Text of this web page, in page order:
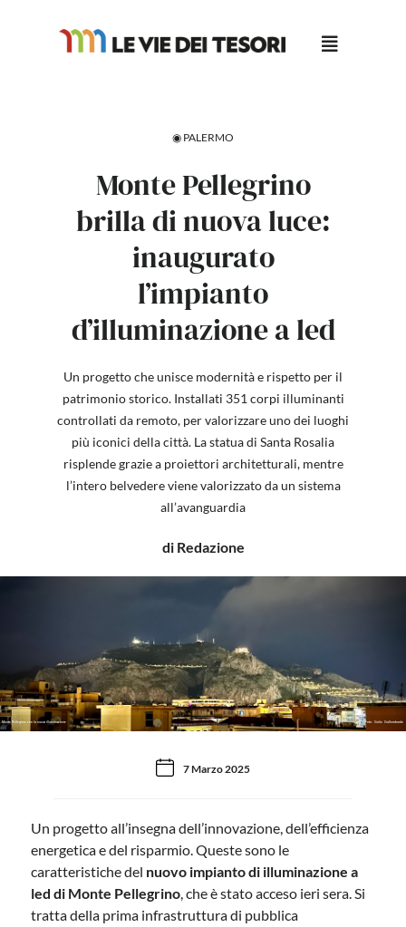
◉ PALERMO
Monte Pellegrino
brilla di nuova luce:
inaugurato
l’impianto
d’illuminazione a led
Un progetto che unisce modernità e rispetto per il
patrimonio storico. Installati 351 corpi illuminanti
controllati da remoto, per valorizzare uno dei luoghi
più iconici della città. La statua di Santa Rosalia
risplende grazie a proiettori architetturali, mentre
l’intero belvedere viene valorizzato da un sistema
all’avanguardia
di Redazione
Monte Pellegrino con la nuova illuminazione Foto: Giulio Giallombardo
7 Marzo 2025
Un progetto all’insegna dell’innovazione, dell’efficienza
energetica e del risparmio. Queste sono le
caratteristiche del nuovo impianto di illuminazione a
led di Monte Pellegrino, che è stato acceso ieri sera. Si
tratta della prima infrastruttura di pubblica